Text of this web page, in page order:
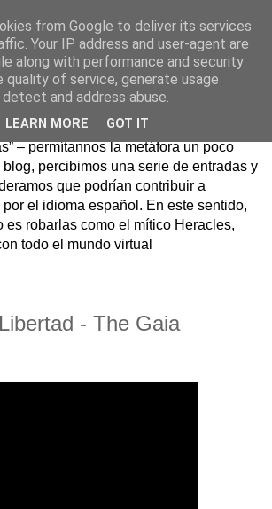
griega, Hesperia era un maravilloso
rincón del Occidente donde se
manzanas doradas. Como
– permítannos la metáfora un poco
percibimos una serie de entradas y
que podrían contribuir a
el idioma español. En este sentido,
es robarlas como el mítico Heracles,
todo el mundo virtual
- The Gaia
from Google to deliver its services
Your IP address and user-agent are
along with performance and security
quality of service, generate usage
and address abuse.
LEARN MORE GOT IT